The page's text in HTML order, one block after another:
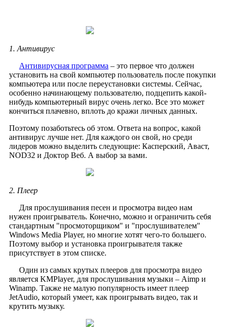
1. Антивирус
Антивирусная программа – это первое что должен
установить на свой компьютер пользователь после покупки
компьютера или после переустановки системы. Сейчас,
особенно начинающему пользователю, подцепить какой-
нибудь компьютерный вирус очень легко. Все это может
кончиться плачевно, вплоть до кражи личных данных.
Поэтому позаботьтесь об этом. Ответа на вопрос, какой
антивирус лучше нет. Для каждого он свой, но среди
лидеров можно выделить следующие: Касперский, Аваст,
NOD32 и Доктор Веб. А выбор за вами.
2. Плеер
Для прослушивания песен и просмотра видео нам
нужен проигрыватель. Конечно, можно и ограничить себя
стандартным "просмоторщиком" и "прослушивателем"
Windows Media Player, но многие хотят чего-то большего.
Поэтому выбор и установка проигрывателя также
присутствует в этом списке.
Один из самых крутых плееров для просмотра видео
является KMPlayer, для прослушивания музыки – Aimp и
Winamp. Также не малую популярность имеет плеер
JetAudio, который умеет, как проигрывать видео, так и
крутить музыку.